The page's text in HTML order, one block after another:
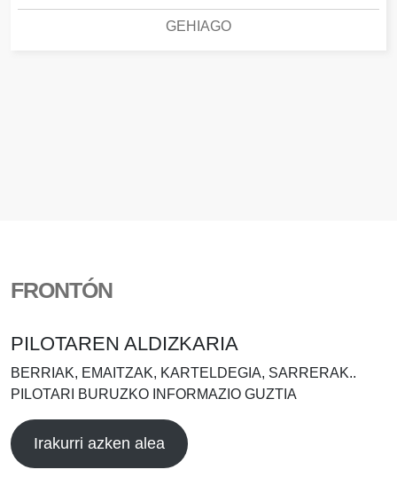
GEHIAGO
FRONTÓN
PILOTAREN ALDIZKARIA
BERRIAK, EMAITZAK, KARTELDEGIA, SARRERAK..
PILOTARI BURUZKO INFORMAZIO GUZTIA
Irakurri azken alea